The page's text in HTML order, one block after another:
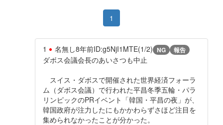
1
1 名無し8年前ID:g5NjI1MTE(1/2) NG 報告
ダボス会議会長のあいさつも中止
スイス・ダボスで開催された世界経済フォーラ
ム（ダボス会議）で行われた平昌冬季五輪・パラ
リンピックのPRイベント「韓国・平昌の夜」が、
韓国政府が注力したにもかかわらずさほど注目を
集められなかったことが分かった。